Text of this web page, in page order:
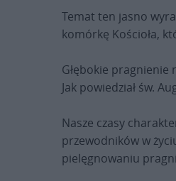
Temat ten jasno
komórkę Kościoła,
Głębokie pragnienie
Jak powiedział św.
Nasze czasy
przewodników w
pielęgnowaniu